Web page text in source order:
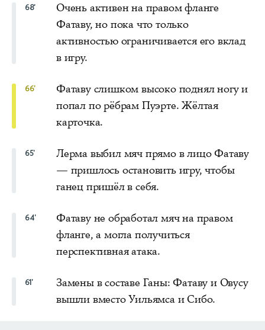
68'
Очень активен на правом фланге
Фатаву, но пока что только
активностью ограничивается его вклад
в игру.
66'
Фатаву слишком высоко поднял ногу и
попал по рёбрам Пуэрте. Жёлтая
карточка.
65'
Лерма выбил мяч прямо в лицо Фатаву
— пришлось остановить игру, чтобы
ганец пришёл в себя.
64'
Фатаву не обработал мяч на правом
фланге, а могла получиться
перспективная атака.
61'
Замены в составе Ганы: Фатаву и Овусу
вышли вместо Уильямса и Сибо.